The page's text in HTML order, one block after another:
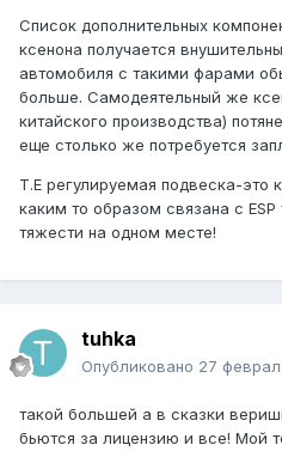
Список дополнительных
ксенона получается
автомобиля с такими фарами
больше. Самодеятельный же
китайского производства)
еще столько же потребуется
Т.Е регулируемая подвеска-
каким то образом связана с ЕSP
тяжести на одном месте!
tuhka
Опубликовано 27
такой большей а в сказки
бьются за лицензию и все! Мой